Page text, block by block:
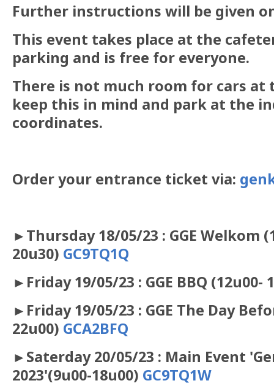
Further instructions will be given
This event takes place at the
parking and is free for everyone.
There is not much room for cars at
keep this in mind and park at the
coordinates.
Order your entrance ticket via:
►Thursday 18/05/23 : GGE Welkom
20u30) GC9TQ1Q
►Friday 19/05/23 : GGE BBQ (12u00-
►Friday 19/05/23 : GGE The Day
22u00) GCA2BFQ
►Saterday 20/05/23 : Main Event
2023'(9u00-18u00) GC9TQ1W